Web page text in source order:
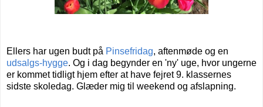
Ellers har ugen budt på Pinsefridag, aftenmøde og en
udsalgs-hygge. Og i dag begynder en 'ny' uge, hvor ungerne
er kommet tidligt hjem efter at have fejret 9. klassernes
sidste skoledag. Glæder mig til weekend og afslapning.